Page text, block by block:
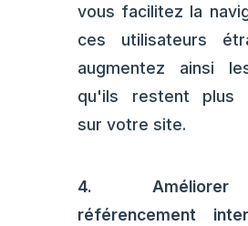
vous facilitez la
ces utilisateurs
augmentez ainsi
qu'ils restent plus
sur votre site.
4.
référencement